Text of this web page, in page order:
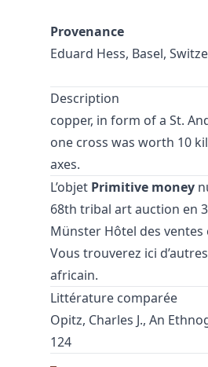
Provenance
Eduard Hess, Basel,
Description
copper, in form of a St.
one cross was worth 10
axes.
L’objet Primitive money
68th tribal art auction en
Münster Hôtel des ventes
Vous trouverez ici
africain.
Littérature comparée
Opitz, Charles J., An
124